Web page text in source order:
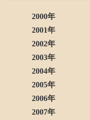
2000年
2001年
2002年
2003年
2004年
2005年
2006年
2007年